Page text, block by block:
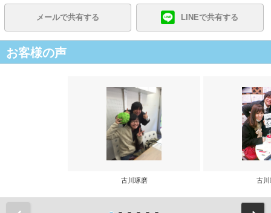
メールで共有する LINEで共有する
お客様の声
古川琢磨 古川